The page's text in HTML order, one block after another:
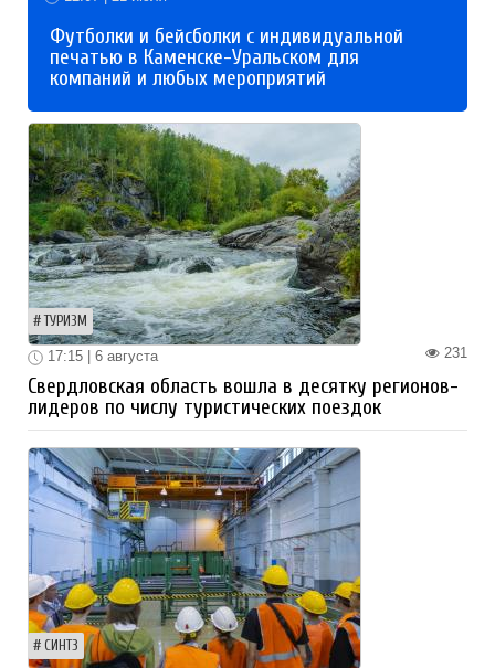
Футболки и бейсболки с индивидуальной
печатью в Каменске-Уральском для
компаний и любых мероприятий
ТУРИЗМ
231
17:15 | 6 августа
Свердловская область вошла в десятку регионов-
лидеров по числу туристических поездок
СИНТЗ